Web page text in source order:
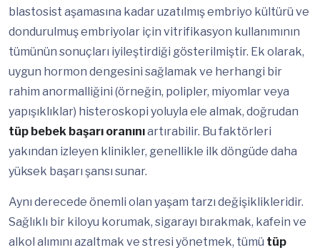
blastosist aşamasına kadar uzatılmış embriyo kültürü ve
dondurulmuş embriyolar için vitrifikasyon kullanımının
tümünün sonuçları iyileştirdiği gösterilmiştir. Ek olarak,
uygun hormon dengesini sağlamak ve herhangi bir
rahim anormalliğini (örneğin, polipler, miyomlar veya
yapışıklıklar) histeroskopi yoluyla ele almak, doğrudan
tüp bebek başarı oranınıartırabilir. Bu faktörleri
yakından izleyen klinikler, genellikle ilk döngüde daha
yüksek başarı şansı sunar.
Aynı derecede önemli olan yaşam tarzı değişiklikleridir.
Sağlıklı bir kiloyu korumak, sigarayı bırakmak, kafein ve
alkol alımını azaltmak ve stresi yönetmek, tümü tüp